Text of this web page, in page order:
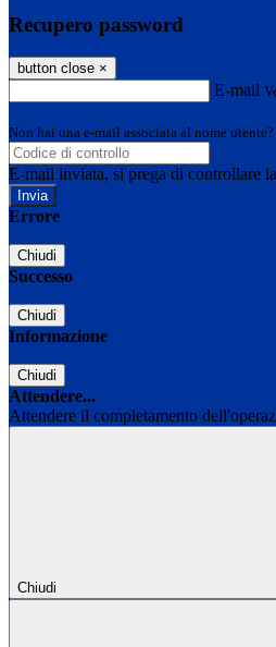
Recupero password
button close ×
E-mail
Non hai una e-mail associata al nome
E-mail inviata, si prega di controllare
Errore
Chiudi
Successo
Chiudi
Informazione
Chiudi
Attendere...
Attendere il completamento
Chiudi